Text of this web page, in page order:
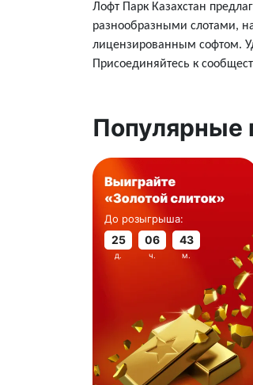
Лофт Парк Казахстан
разнообразными слотами,
лицензированным софтом.
Присоединяйтесь к
Популярные
До розыгрыша:
25
д.
06
ч.
43
м.